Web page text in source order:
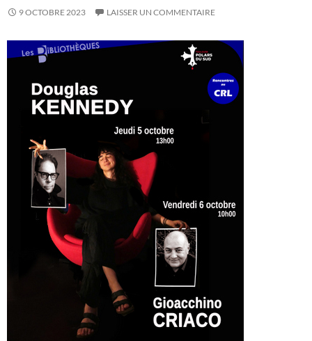
9 OCTOBRE 2023 LAISSER UN COMMENTAIRE